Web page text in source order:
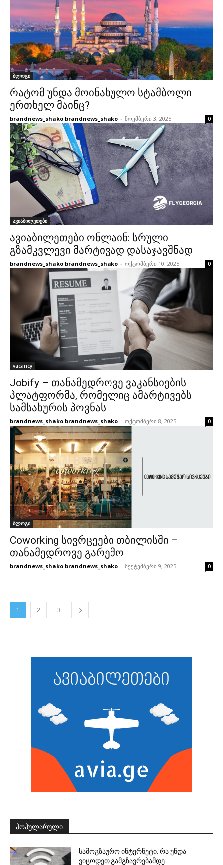
ბლოგი
რატომ უნდა მოინახულო სტამბოლი
ერთხელ მაინც?
brandnews_shako brandnews_shako - ნოემბერი 3, 2025 0
ავიაბილეთები
ავიაბილეთები ონლაინ: სრული
გზამკვლევი მარტივად დასაჯავშნად
brandnews_shako brandnews_shako - ოქტომბერი 10, 2025 0
vacancy
Jobify – თანამედროვე ვაკანსიების
პლატფორმა, რომელიც ამარტივებს
სამსახურის პოვნას
brandnews_shako brandnews_shako - ოქტომბერი 8, 2025 0
ბლოგი
Coworking სივრცეები თბილისში –
თანამედროვე გარემო
brandnews_shako brandnews_shako - სექტემბერი 9, 2025 0
1 2 3
ᲞᲝᲞᲣᲚᲐᲠᲣᲚᲘ
სამოგზაურო ინტერნეტი: რა უნდა
ვიცოდეთ გამგზავრებამდე